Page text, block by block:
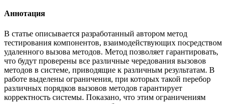
Аннотация
В статье описывается разработанный автором метод
тестирования компонентов, взаимодействующих посредством
удаленного вызова методов. Метод позволяет гарантировать,
что будут проверены все различные чередования вызовов
методов в системе, приводящие к различным результатам. В
работе выделены ограничения, при которых такой перебор
различных порядков вызовов методов гарантирует
корректность системы. Показано, что этим ограничениям